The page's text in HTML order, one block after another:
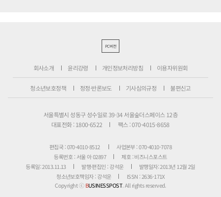
PC버전
회사소개 윤리강령 개인정보처리방침 이용자위원회
청소년보호정책 정정·반론보도 기사심의규정 불편신고
서울특별시 성동구 성수일로 39-34 서울숲더스페이스 12층
대표전화 : 1800-6522
팩스 : 070-4015-8658
편집국 : 070-4010-8512
사업본부 : 070-4010-7078
등록번호 : 서울 아 02897
제호 : 비즈니스포스트
등록일: 2013.11.13
발행·편집인 : 강석운
발행일자: 2013년 12월 2일
청소년보호책임자 : 강석운
ISSN : 2636-171X
Copyright ⓒBUSINESSPOST. All rights reserved.